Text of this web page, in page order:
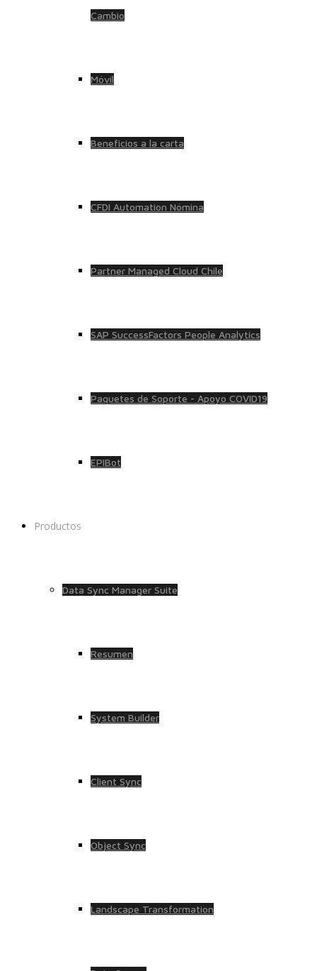
Cambio
Móvil
Beneficios a la carta
CFDI Automation Nómina
Partner Managed Cloud Chile
SAP SuccessFactors People Analytics
Paquetes de Soporte - Apoyo COVID19
EPIBot
Productos
Data Sync Manager Suite
Resumen
System Builder
Client Sync
Object Sync
Landscape Transformation